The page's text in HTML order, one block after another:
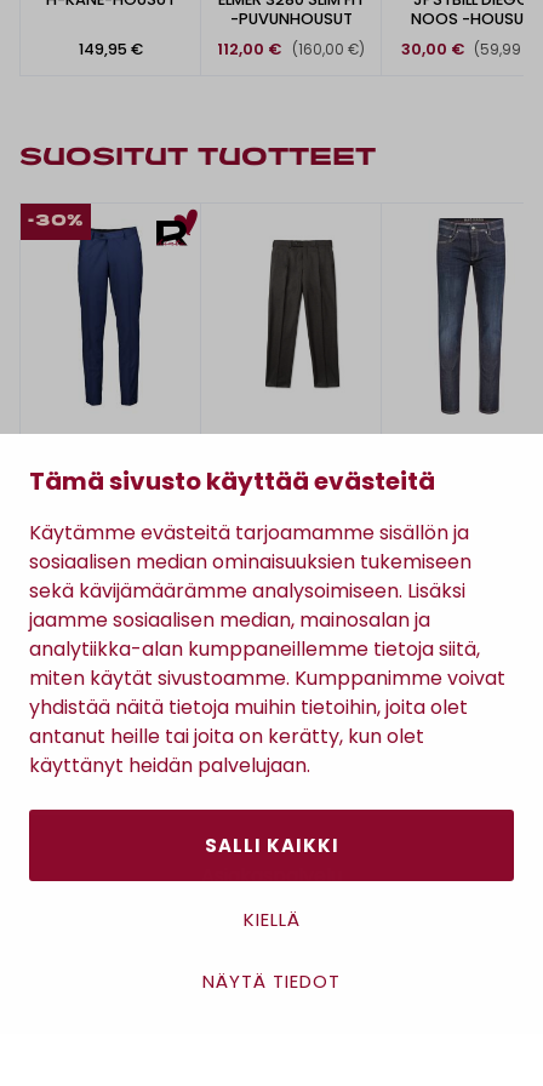
Tämä sivusto käyttää evästeitä
Käytämme evästeitä tarjoamamme sisällön ja
sosiaalisen median ominaisuuksien tukemiseen
sekä kävijämäärämme analysoimiseen. Lisäksi
jaamme sosiaalisen median, mainosalan ja
analytiikka-alan kumppaneillemme tietoja siitä,
miten käytät sivustoamme. Kumppanimme voivat
yhdistää näitä tietoja muihin tietoihin, joita olet
antanut heille tai joita on kerätty, kun olet
käyttänyt heidän palvelujaan.
SALLI KAIKKI
KIELLÄ
NÄYTÄ TIEDOT
149,95 €
-PUVUNHOUSUT
112,00 €
(160,00 €)
NOOS -HOUSUT
30,00 € (59,99 €)
SUOSITUT TUOTTEET
-30%
ELMER 3280 SLIM FIT
-PUVUNHOUSUT
HOUSUT
MACFLEXX-FARKUT
TILAA RATSULAN UUTISKIRJE
Tilaamalla uutiskirjeen hyväksytRatsulan tietosuojaselosteen.
Asiakaspalvelu
Lahjakortti